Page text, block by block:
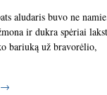
aludaris buvo ne
ir dukra spėriai
bariuką už bravorėlio,
→